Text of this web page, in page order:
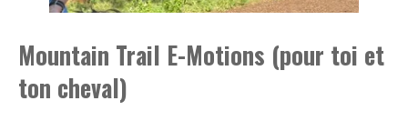
Mountain Trail E-Motions (pour toi et
ton cheval)